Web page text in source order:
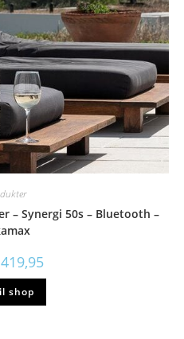
– Synergi 50s – Bluetooth –
shop